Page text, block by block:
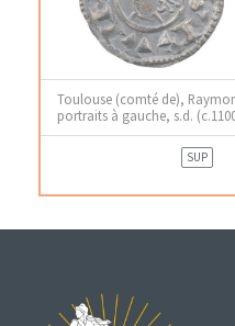
Toulouse (comté de),
portraits à gauche, s.d.
SUP